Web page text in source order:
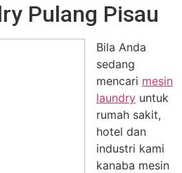
Pulang Pisau
Bila Anda
sedang
mencari mesin
laundry untuk
rumah sakit,
hotel dan
industri kami
kanaba mesin